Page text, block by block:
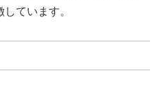
ています。